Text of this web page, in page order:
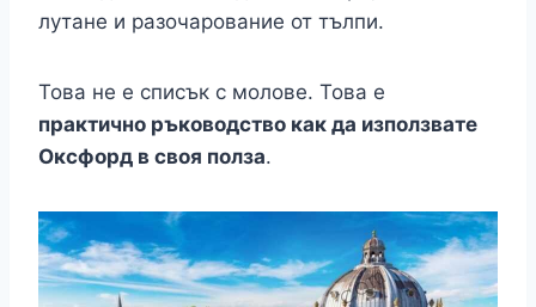
лутане и разочарование от тълпи.
Това не е списък с молове. Това е
практично ръководство как да използвате
Оксфорд в своя полза.